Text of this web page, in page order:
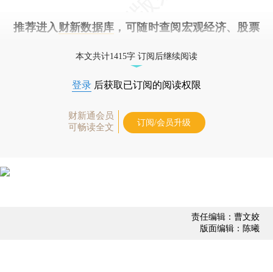
推荐进入 财新数据库 ，可随时查阅宏观经济、股票
本文共计1415字 订阅后继续阅读
登录 后获取已订阅的阅读权限
财新通会员
可畅读全文
订阅/会员升级
责任编辑：曹文姣
版面编辑：陈曦